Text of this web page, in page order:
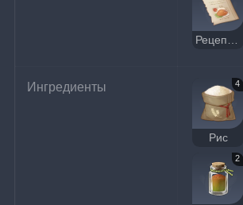
Ингредиенты 4
Рис
2